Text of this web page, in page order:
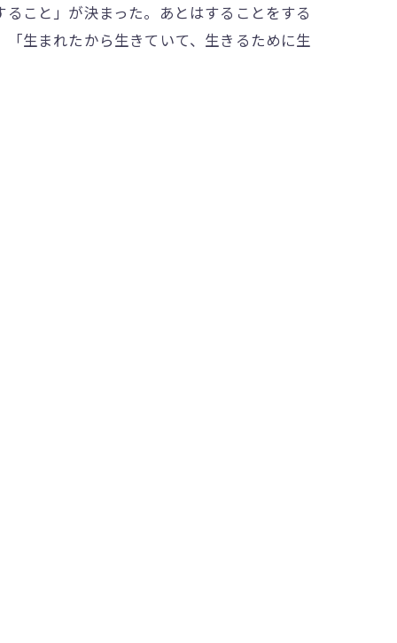
こと」が決まった。あとはすることをする
生まれたから生きていて、生きるために生